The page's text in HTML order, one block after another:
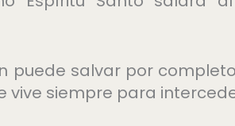
puede salvar por
vive siempre para